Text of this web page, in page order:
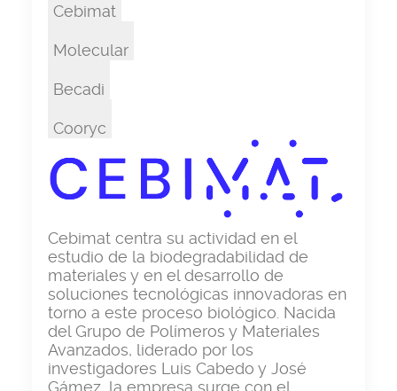
Cebimat
Molecular
Becadi
Cooryc
Cebimat centra su actividad en el
estudio de la biodegradabilidad de
materiales y en el desarrollo de
soluciones tecnológicas innovadoras en
torno a este proceso biológico. Nacida
del Grupo de Polímeros y Materiales
Avanzados, liderado por los
investigadores Luis Cabedo y José
Gámez, la empresa surge con el